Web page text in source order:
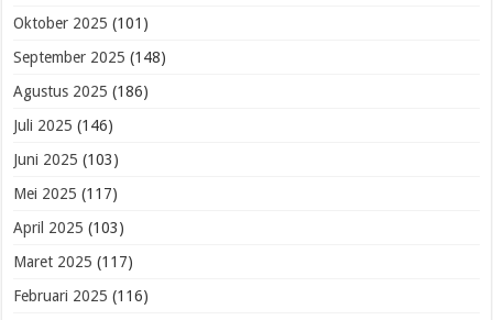
Oktober 2025 (101)
September 2025 (148)
Agustus 2025 (186)
Juli 2025 (146)
Juni 2025 (103)
Mei 2025 (117)
April 2025 (103)
Maret 2025 (117)
Februari 2025 (116)